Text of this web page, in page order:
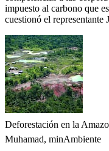
impuesto al carbono que
cuestionó el representante
Deforestación en la
Muhamad, minAmbiente